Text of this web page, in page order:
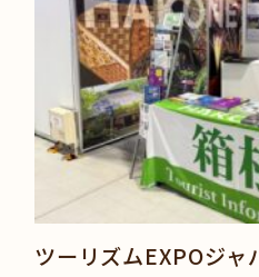
ツーリズムEXPOジ